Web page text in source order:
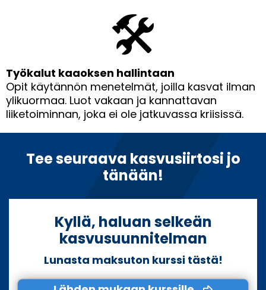
🛠
Työkalut kaaoksen hallintaan
Opit käytännön menetelmät, joilla kasvat ilman
ylikuormaa. Luot vakaan ja kannattavan
liiketoiminnan, joka ei ole jatkuvassa kriisissä.
Tee seuraava kasvusiirtosi jo
tänään!
Kyllä, haluan selkeän
kasvusuunnitelman
Lunasta maksuton kurssi tästä!